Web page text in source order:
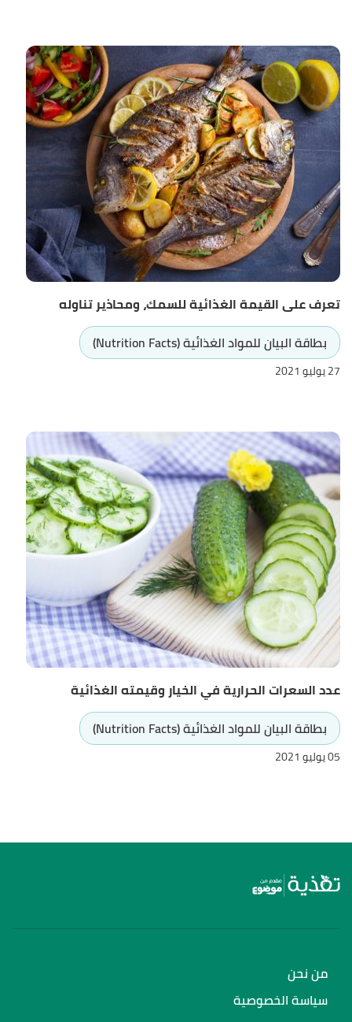
تعرف على القيمة الغذائية للسمك، ومحاذير تناوله
بطاقة البيان للمواد الغذائية (Nutrition Facts)
27 يوليو 2021
عدد السعرات الحرارية في الخيار وقيمته الغذائية
بطاقة البيان للمواد الغذائية (Nutrition Facts)
05 يوليو 2021
من نحن
سياسة الخصوصية